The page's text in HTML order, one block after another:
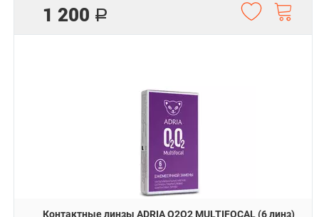
1 200 Р
Контактные линзы ADRIA O2O2 MULTIFOCAL (6 линз)